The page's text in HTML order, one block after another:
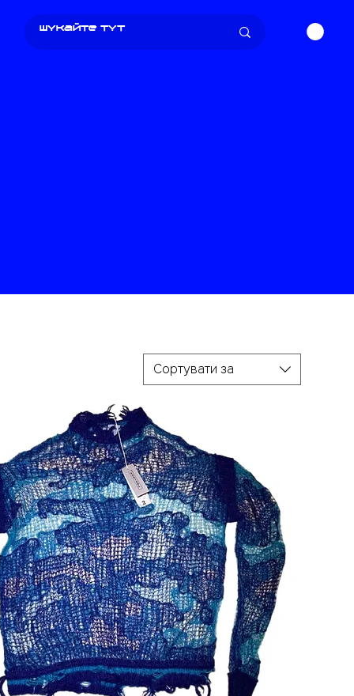
Сортувати за